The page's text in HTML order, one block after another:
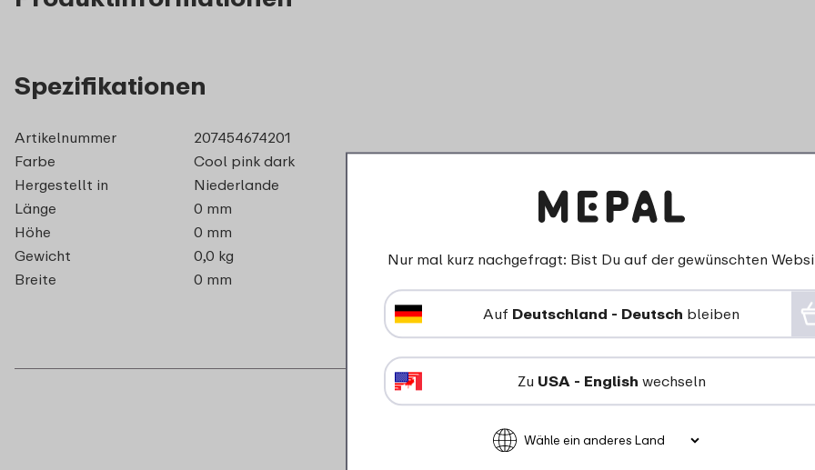
Spezifikationen
Artikelnummer
207454674201
Farbe
Cool pink dark
Hergestellt in
Niederlande
Länge
0 mm
Höhe
0 mm
Gewicht
0,0 kg
Breite
0 mm
Nur mal kurz nachgefragt: Bist Du auf der gewünschten
Auf Deutschland - Deutsch bleiben
Zu USA - English wechseln